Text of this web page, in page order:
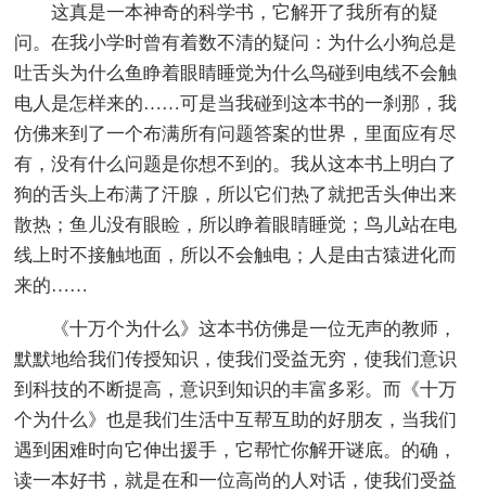
这真是一本神奇的科学书，它解开了我所有的疑
问。在我小学时曾有着数不清的疑问：为什么小狗总是
吐舌头为什么鱼睁着眼睛睡觉为什么鸟碰到电线不会触
电人是怎样来的……可是当我碰到这本书的一刹那，我
仿佛来到了一个布满所有问题答案的世界，里面应有尽
有，没有什么问题是你想不到的。我从这本书上明白了
狗的舌头上布满了汗腺，所以它们热了就把舌头伸出来
散热；鱼儿没有眼睑，所以睁着眼睛睡觉；鸟儿站在电
线上时不接触地面，所以不会触电；人是由古猿进化而
来的……
《十万个为什么》这本书仿佛是一位无声的教师，
默默地给我们传授知识，使我们受益无穷，使我们意识
到科技的不断提高，意识到知识的丰富多彩。而《十万
个为什么》也是我们生活中互帮互助的好朋友，当我们
遇到困难时向它伸出援手，它帮忙你解开谜底。的确，
读一本好书，就是在和一位高尚的人对话，使我们受益